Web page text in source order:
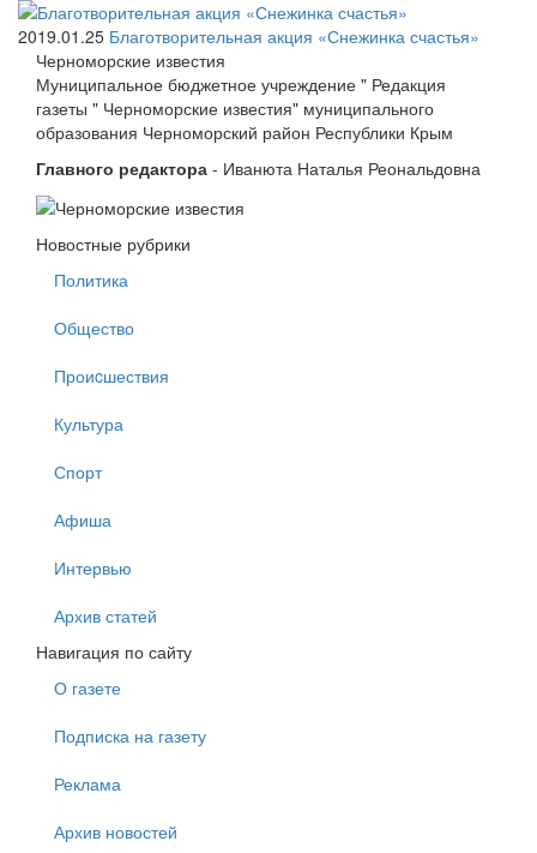
2019.01.25 Благотворительная акция «Снежинка счастья»
Черноморские известия
Муниципальное бюджетное учреждение " Редакция
газеты " Черноморские известия" муниципального
образования Черноморский район Республики Крым
Главного редактора - Иванюта Наталья Реональдовна
Новостные рубрики
Политика
Общество
Проиcшествия
Культура
Спорт
Афиша
Интервью
Архив статей
Навигация по сайту
О газете
Подписка на газету
Реклама
Архив новостей